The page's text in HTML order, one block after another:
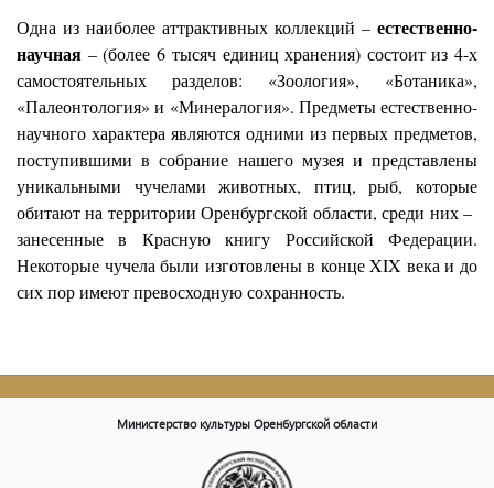
Одна из наиболее аттрактивных коллекций – естественно-
научная – (более 6тысяч единиц хранения) состоит из 4-х
самостоятельных разделов: «Зоология», «Ботаника»,
«Палеонтология» и «Минералогия». Предметыестественно-
научного характера являются одними из первых предметов,
поступившими в собрание нашего музея и представлены
уникальными чучелами животных, птиц, рыб, которые
обитают на территории Оренбургской области, среди них –
занесенные в Красную книгу Российской Федерации.
Некоторые чучела были изготовлены в концеXIX века и до
сих пор имеют превосходную сохранность.
Министерство культуры Оренбургской области